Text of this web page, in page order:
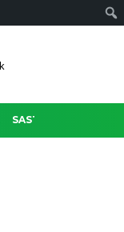
SASTRA